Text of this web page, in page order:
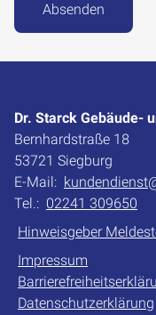
Absenden
Dr. Starck Gebäude-
Bernhardstraße 18
53721 Siegburg
E-Mail:
Tel.: 02241 309650
Hinweisgeber
Impressum
Datenschutzerklärung